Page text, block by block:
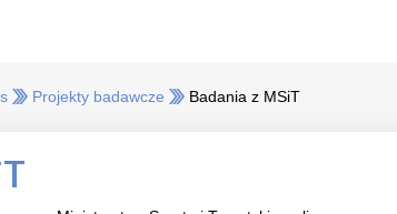
Projekty badawcze Badania z MSiT